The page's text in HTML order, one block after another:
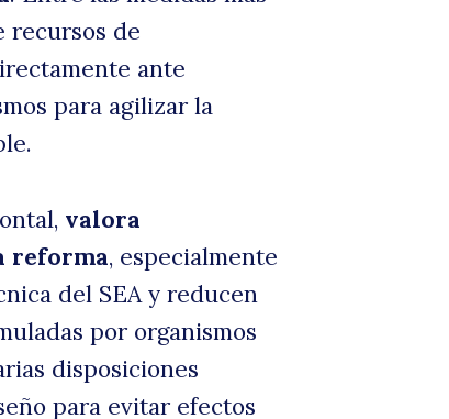
recursos de
ante
para agilizar la
valora
reforma, especialmente
del SEA y reducen
por organismos
disposiciones
para evitar efectos